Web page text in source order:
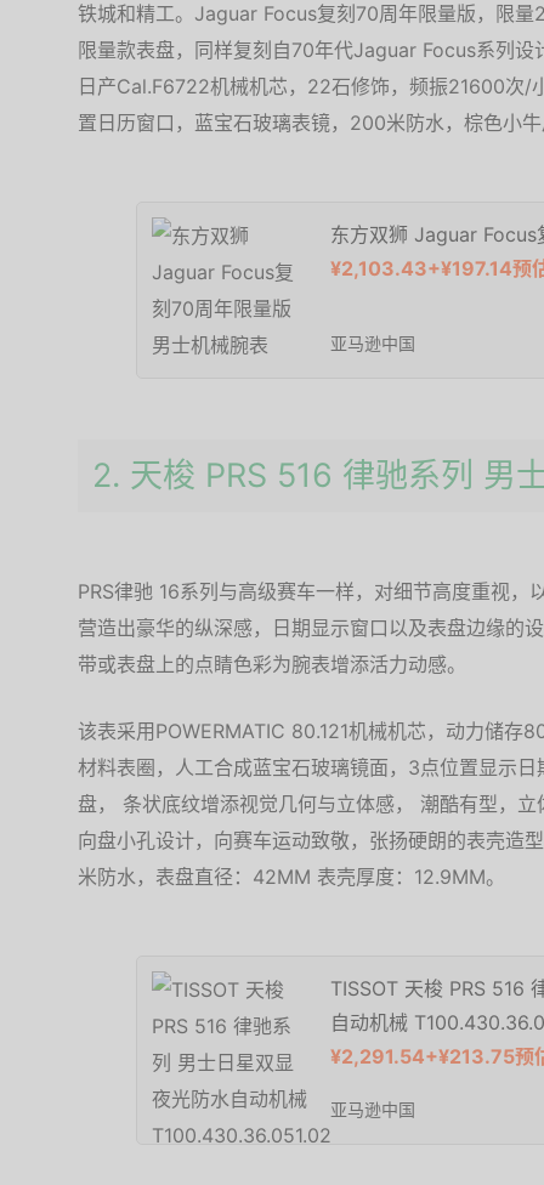
铁城和精工。Jaguar Focus复刻70周年限量版，限
限量款表盘，同样复刻自70年代Jaguar Focus系列
日产Cal.F6722机械机芯，22石修饰，频振21600次
置日历窗口，蓝宝石玻璃表镜，200米防水，棕色小
东方双狮 Jaguar Focus
¥2,103.43+¥197.14预
亚马逊中国
2. 天梭 PRS 516 律驰系列 男
PRS律驰 16系列与高级赛车一样，对细节高度重视，
营造出豪华的纵深感，日期显示窗口以及表盘边缘的
带或表盘上的点睛色彩为腕表增添活力动感。
该表采用POWERMATIC 80.121机械机芯，动力储存
材料表圈，人工合成蓝宝石玻璃镜面，3点位置显示
盘， 条状底纹增添视觉几何与立体感， 潮酷有型，
向盘小孔设计，向赛车运动致敬，张扬硬朗的表壳造
米防水，表盘直径：42MM 表壳厚度：12.9MM。
TISSOT 天梭 PRS 516
自动机械
¥2,291.54+¥213.75预
亚马逊中国